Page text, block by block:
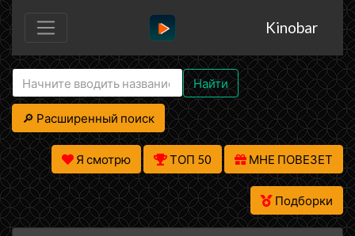
Kinobar
Найти
🔎 Расширенный поиск
Я смотрю ТОП 50 МНЕ ПОВЕЗЕТ
Подборки